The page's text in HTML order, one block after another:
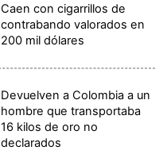
Caen con cigarrillos de
contrabando valorados en
200 mil dólares
Devuelven a Colombia a un
hombre que transportaba
16 kilos de oro no
declarados